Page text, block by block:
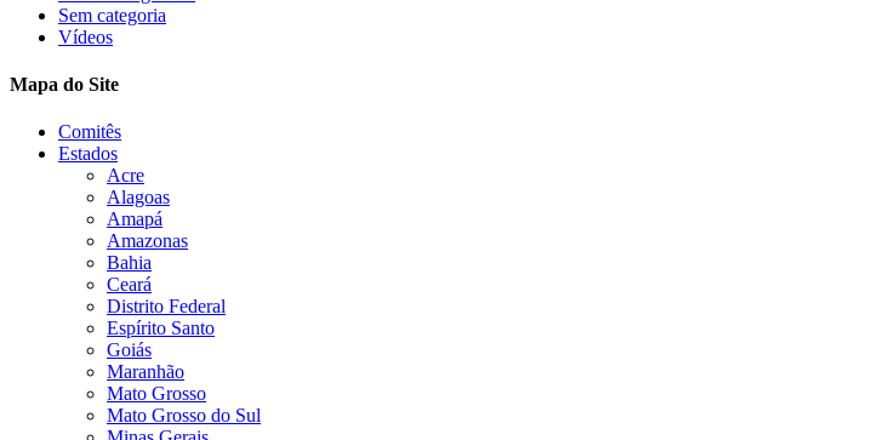
Sem categoria
Vídeos
Mapa do Site
Comitês
Estados
Acre
Alagoas
Amapá
Amazonas
Bahia
Ceará
Distrito Federal
Espírito Santo
Goiás
Maranhão
Mato Grosso
Mato Grosso do Sul